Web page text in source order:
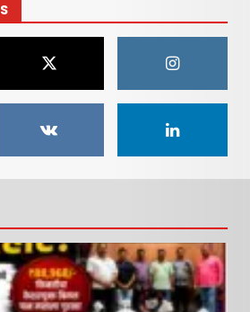
लोकधारा ई पेपर शुक्रवार,
१० जुलै २०२६
July 10, 2026
लोकधारा ई पेपर l शुक्रवार,
लोकधारा ई पेपर l शुक्रवार
१० जुलै २०२६
10, 2026